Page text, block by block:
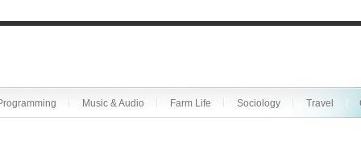
Music & Audio Farm Life Sociology Travel